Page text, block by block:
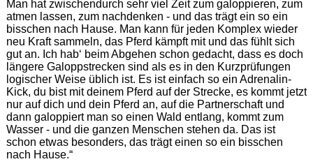
Man hat zwischendurch sehr viel Zeit zum galoppieren, zum
atmen lassen, zum nachdenken - und das trägt ein so ein
bisschen nach Hause. Man kann für jeden Komplex wieder
neu Kraft sammeln, das Pferd kämpft mit und das fühlt sich
gut an. Ich hab‘ beim Abgehen schon gedacht, dass es doch
längere Galoppstrecken sind als es in den Kurzprüfungen
logischer Weise üblich ist. Es ist einfach so ein Adrenalin-
Kick, du bist mit deinem Pferd auf der Strecke, es kommt jetzt
nur auf dich und dein Pferd an, auf die Partnerschaft und
dann galoppiert man so einen Wald entlang, kommt zum
Wasser - und die ganzen Menschen stehen da. Das ist
schon etwas besonders, das trägt einen so ein bisschen
nach Hause.“